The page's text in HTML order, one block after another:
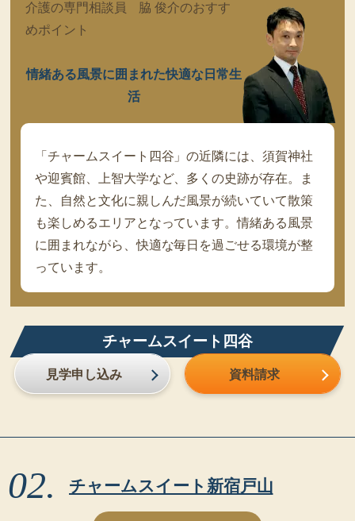
介護の専門相談員 脇 俊介のおすす
めポイント
情緒ある風景に囲まれた快適な日常生
活
「チャームスイート四谷」の近隣には、須賀神社
や迎賓館、上智大学など、多くの史跡が存在。ま
た、自然と文化に親しんだ風景が続いていて散策
も楽しめるエリアとなっています。情緒ある風景
に囲まれながら、快適な毎日を過ごせる環境が整
っています。
チャームスイート四谷
見学申し込み 資料請求
チャームスイート新宿戸山